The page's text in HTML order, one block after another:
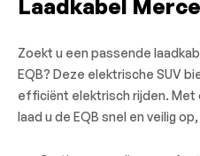
Laadkabel
Zoekt u een passende
EQB? Deze elektrische SUV
efficiënt elektrisch rijden. Met
laad u de EQB snel en veilig